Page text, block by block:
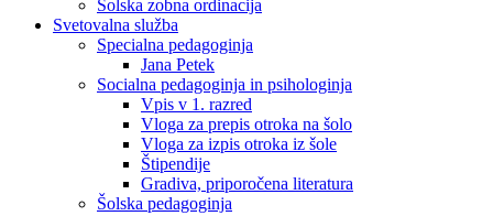
Šolska zobna ordinacija
Svetovalna služba
Specialna pedagoginja
Jana Petek
Socialna pedagoginja in psihologinja
Vpis v 1. razred
Vloga za prepis otroka na šolo
Vloga za izpis otroka iz šole
Štipendije
Gradiva, priporočena literatura
Šolska pedagoginja